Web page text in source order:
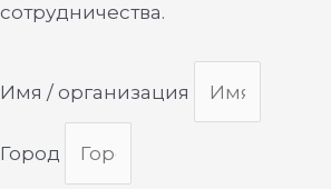
сотрудничества.
Имя / организация
Город